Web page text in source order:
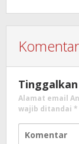
Komentar
Alamat email
wajib ditandai *